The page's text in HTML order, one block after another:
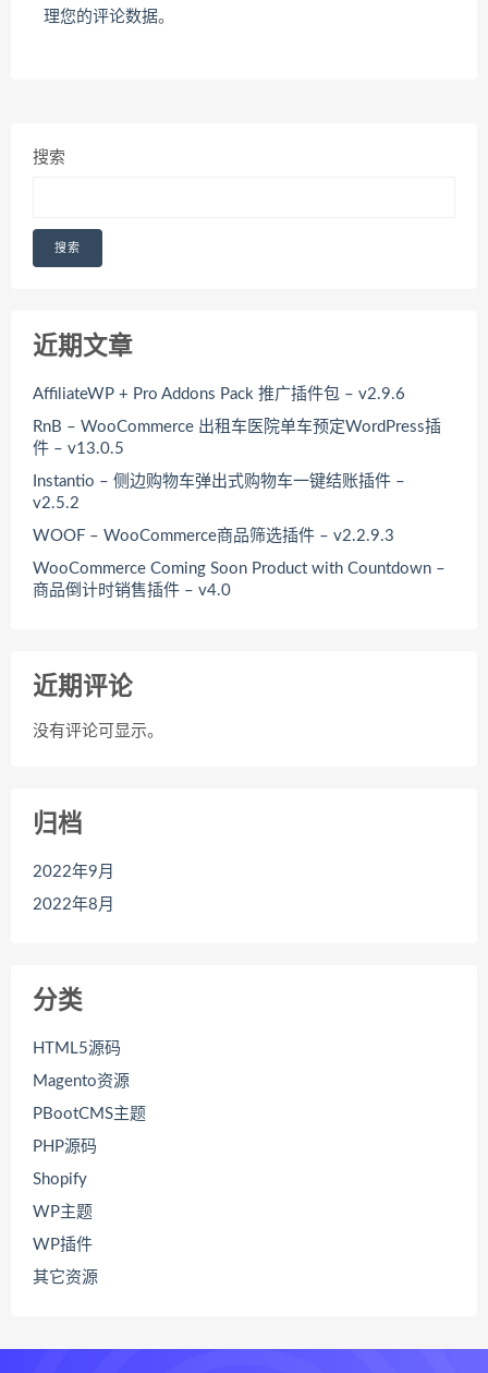
理您的评论数据。
搜索
搜索
近期文章
AffiliateWP + Pro Addons Pack 推广插件包 – v2.9.6
RnB – WooCommerce 出租车医院单车预定WordPress插
件 – v13.0.5
Instantio – 侧边购物车弹出式购物车一键结账插件 –
v2.5.2
WOOF – WooCommerce商品筛选插件 – v2.2.9.3
WooCommerce Coming Soon Product with Countdown –
商品倒计时销售插件 – v4.0
近期评论
没有评论可显示。
归档
2022年9月
2022年8月
分类
HTML5源码
Magento资源
PBootCMS主题
PHP源码
Shopify
WP主题
WP插件
其它资源